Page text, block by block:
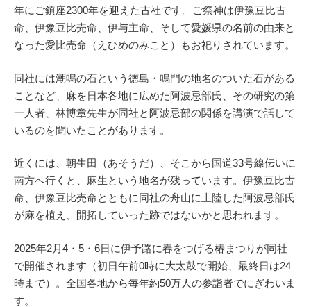
年にご鎮座2300年を迎えた古社です。ご祭神は伊豫豆比古
命、伊豫豆比売命、伊与主命、そして愛媛県の名前の由来と
なった愛比売命（えひめのみこと）もお祀りされています。
同社には潮鳴の石という徳島・鳴門の地名のついた石がある
ことなど、麻を日本各地に広めた阿波忌部氏、その研究の第
一人者、林博章先生が同社と阿波忌部の関係を講演で話して
いるのを聞いたことがあります。
近くには、朝生田（あそうだ）、そこから国道33号線伝いに
南方へ行くと、麻生という地名が残っています。伊豫豆比古
命、伊豫豆比売命とともに同社の舟山に上陸した阿波忌部氏
が麻を植え、開拓していった跡ではないかと思われます。
2025年2月4・5・6日に伊予路に春をつげる椿まつりが同社
で開催されます（初日午前0時に大太鼓で開始、最終日は24
時まで）。全国各地から毎年約50万人の参詣者でにぎわいま
す。